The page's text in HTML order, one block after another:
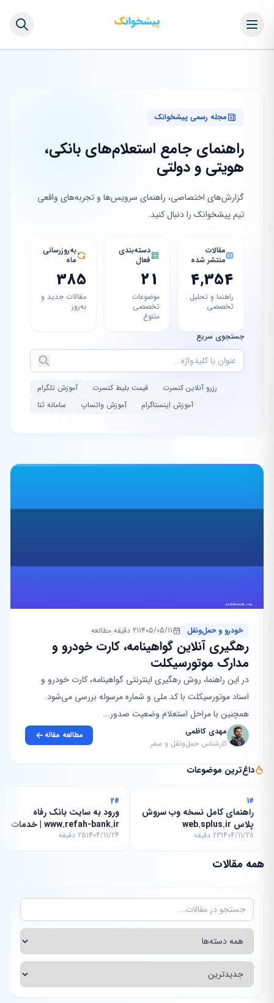
مجله رسمی پیشخوانک
راهنمای جامع استعلام‌های بانکی،
هویتی و دولتی
گزارش‌های اختصاصی، راهنمای سرویس‌ها و تجربه‌های واقعی
تیم پیشخوانک را دنبال کنید.
مقالات
منتشر شده
4,354
راهنما و تحلیل
تخصصی
دسته‌بندی
فعال
21
موضوعات
تخصصی
متنوع
به‌روزرسانی
ماه
385
مقالات جدید و
به‌روز
جستجوی سریع
رزرو آنلاین کنسرت قیمت بلیط کنسرت
آموزش تلگرام
آموزش اینستاگرام
آموزش واتساپ سامانه ثنا
خودرو و حمل‌ونقل 1405/05/1121 دقیقه مطالعه
رهگیری آنلاین گواهینامه، کارت خودرو و
مدارک موتورسیکلت
در این راهنما، روش رهگیری اینترنتی گواهینامه، کارت خودرو و
اسناد موتورسیکلت با کد ملی و شماره مرسوله بررسی می‌شود.
همچنین با مراحل استعلام وضعیت صدور...
مهدی کاظمی
کارشناس حمل‌ونقل و سفر
مطالعه مقاله
داغ‌ترین موضوعات
1#
راهنمای کامل نسخه وب سروش
پلاس web.splus.ir
1404/11/2823 دقیقه
2#
ورود به سایت بانک رفاه
www.refah-bank.ir | خدمات
غیرحضوری
1404/11/2425 دقیقه
همه مقالات